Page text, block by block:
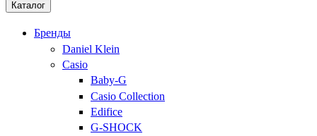
Каталог
Бренды
Daniel Klein
Casio
Baby-G
Casio Collection
Edifice
G-SHOCK